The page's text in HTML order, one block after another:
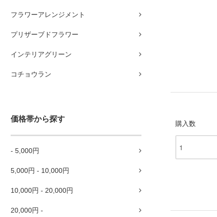
フラワーアレンジメント
プリザーブドフラワー
インテリアグリーン
コチョウラン
価格帯から探す
- 5,000円
5,000円 - 10,000円
10,000円 - 20,000円
20,000円 -
購入数